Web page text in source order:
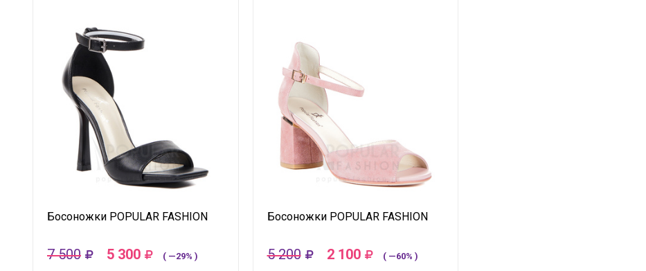
Босоножки POPULAR FASHION
7 500 5 300 ( —29% )
Босоножки POPULAR FASHION
5 200 2 100 ( —60% )